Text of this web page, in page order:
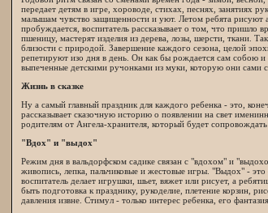
передает детям в игре, хороводе, стихах, песнях, занятиях
малышам чувство защищенности и уют. Летом ребята рисуют
пробуждается, воспитатель рассказывает о том, что пришло
пшеницу, мастерят изделия из дерева, лозы, шерсти, ткани.
близости с природой. Завершение каждого сезона, целой
репетируют изо дня в день. Он как бы рождается сам собою
выпеченные детскими ручонками из муки, которую они
Жизнь в сказке
Ну а самый главный праздник для каждого ребенка - это,
рассказывает сказочную историю о появлении на свет
родителям от Ангела-хранителя, который будет
"Вдох" и "выдох"
Режим дня в вальдорфском садике связан с "вдохом" и
живопись, лепка, пальчиковые и жестовые игры. "Выдох" -
воспитатель делает игрушки, шьет, вяжет или рисует, а
быть подготовка к празднику, рукоделие, плетение корзин,
давления извне. Стимул - только интерес ребенка, его